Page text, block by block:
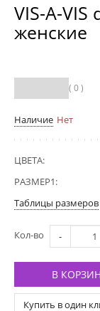
VIS-A-
женские
( 0 )
Наличие Нет
ЦВЕТА:
РАЗМЕР1:
Таблицы размеров
Кол-во -
В
Купить в один